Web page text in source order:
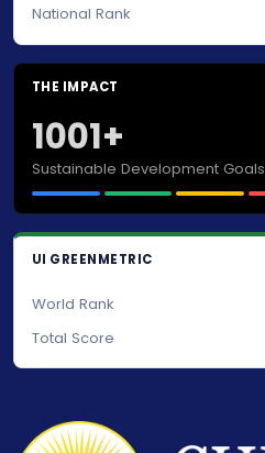
National Rank
THE IMPACT
1001+
Sustainable Development Goals
UI GREENMETRIC
World Rank
Total Score